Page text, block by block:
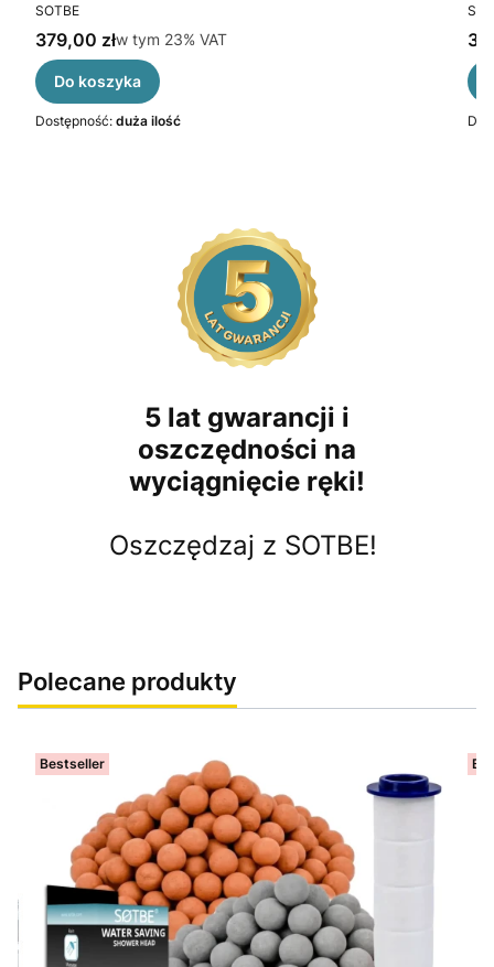
PRODUCENT
SOTBE
Cena brutto
379,00 złw tym %s VAT
w tym 23% VAT
Do koszyka
Dostępność: duża ilość
5 lat gwarancji i
oszczędności na
wyciągnięcie ręki!
Oszczędzaj z SOTBE!
Polecane produkty
Bestseller